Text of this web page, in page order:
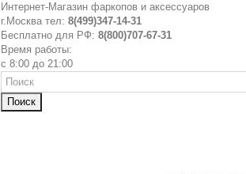
Интернет-Магазин фаркопов и аксессуаров
г.Москва тел: 8(499)347-14-31
Бесплатно для РФ: 8(800)707-67-31
Время работы:
с 8:00 до 21:00
Поиск